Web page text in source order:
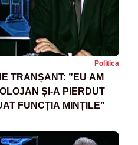
Politica
TRANȘANT: ”EU AM
ȘI-A PIERDUT
FUNCȚIA MINȚILE”